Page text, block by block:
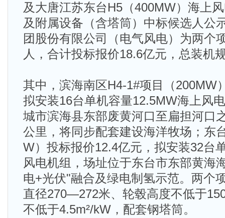
及大唐江苏东台H5（400MW）海上
及附属设备（含塔筒）中标候选人公
团股份有限公司（电气风电）为两个
人，合计投标报价18.6亿元，总装机
其中，滨海南区H4-1#项目（200MW
拟安装16台单机容量12.5MW海上风
城市滨海县东部废黄河口至扁担河口
公里，将同步配套建设海洋牧场；东
W）投标报价12.4亿元，拟安装32台
风电机组，场址位于东台市东部黄海
电+光伏"融合及绿电制氢示范。两个
直径270—272米、轮毂高度不低于
不低于4.5m²/kW，配套钢塔筒。